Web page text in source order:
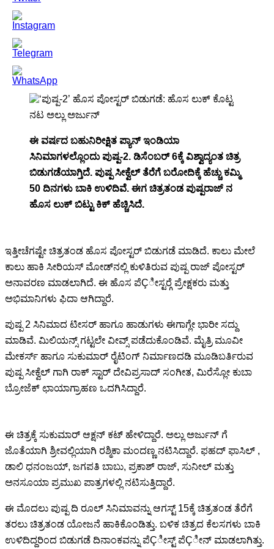
ಈ ವರ್ಷದ ಬಹುನಿರೀಕ್ಷಿತ ಪ್ಯಾನ್ ಇಂಡಿಯಾ
ಸಿನಿಮಾಗಳಲ್ಲೊಂದು ಪುಷ್ಪ-2. ಡಿಸೆಂಬರ್ 6ಕ್ಕೆ ವಿಶ್ವಾದ್ಯಂತ ಚಿತ್ರ
ಬಿಡುಗಡೆಯಾಗ್ತಿದೆ. ಪುಷ್ಪ ಸೀಕ್ವೆಲ್ ತೆರೆಗೆ ಬರೋದಿಕ್ಕೆ ಹೆಚ್ಚು ಕಮ್ಮಿ
50 ದಿನಗಳು ಬಾಕಿ ಉಳಿದಿವೆ. ಈಗ ಚಿತ್ರತಂಡ ಪುಷ್ಪರಾಜ್ ನ
ಹೊಸ ಲುಕ್ ಬಿಟ್ಟು ಕಿಕ್ ಹೆಚ್ಚಿಸಿದೆ.
ಇತ್ತೀಚೆಗಷ್ಟೇ ಚಿತ್ರತಂಡ ಹೊಸ ಪೋಸ್ಟರ್ ಬಿಡುಗಡೆ ಮಾಡಿದೆ. ಕಾಲು ಮೇಲೆ
ಕಾಲು ಹಾಕಿ ಸೀರಿಯಸ್ ಮೋಡ್‍ನಲ್ಲಿ ಕುಳಿತಿರುವ ಪುಷ್ಪ ರಾಜ್ ಪೋಸ್ಟರ್
ಅನಾವರಣ ಮಾಡಲಾಗಿದೆ. ಈ ಹೊಸ ಪೆÇೀಸ್ಟರ್‍ಗೆ ಪ್ರೇಕ್ಷಕರು ಮತ್ತು
ಅಭಿಮಾನಿಗಳು ಫಿದಾ ಆಗಿದ್ದಾರೆ.
ಪುಷ್ಪ 2 ಸಿನಿಮಾದ ಟೀಸರ್ ಹಾಗೂ ಹಾಡುಗಳು ಈಗಾಗ್ಲೇ ಭಾರೀ ಸದ್ದು
ಮಾಡಿವೆ. ಮಿಲಿಯನ್ಸ್ ಗಟ್ಟಲೇ ವೀವ್ಸ್ ಪಡೆದುಕೊಂಡಿವೆ. ಮೈತ್ರಿ ಮೂವೀ
ಮೇಕರ್ಸ್ ಹಾಗೂ ಸುಕುಮಾರ್ ರೈಟಿಂಗ್ ನಿರ್ಮಾಣದಡಿ ಮೂಡಿಬರ್ತಿರುವ
ಪುಷ್ಪ ಸೀಕ್ವೆಲ್ ಗಾಗಿ ರಾಕ್ ಸ್ಟಾರ್ ದೇವಿಪ್ರಸಾದ್ ಸಂಗೀತ, ಮಿರೆಸ್ಲೋ ಕುಬಾ
ಬ್ರೋಜೆಕ್ ಛಾಯಾಗ್ರಾಹಣ ಒದಗಿಸಿದ್ದಾರೆ.
ಈ ಚಿತ್ರಕ್ಕೆ ಸುಕುಮಾರ್ ಆಕ್ಷನ್ ಕಟ್ ಹೇಳಿದ್ದಾರೆ. ಅಲ್ಲು ಅರ್ಜುನ್ ಗೆ
ಜೊತೆಯಾಗಿ ಶ್ರೀವಲ್ಲಿಯಾಗಿ ರಶ್ಮಿಕಾ ಮಂದಣ್ಣ ನಟಿಸಿದ್ದಾರೆ. ಫಹದ್ ಫಾಸಿಲ್ ,
ಡಾಲಿ ಧನಂಜಯ್, ಜಗಪತಿ ಬಾಬು, ಪ್ರಕಾಶ್ ರಾಜ್, ಸುನೀಲ್ ಮತ್ತು
ಅನಸೂಯಾ ಪ್ರಮುಖ ಪಾತ್ರಗಳಲ್ಲಿ ನಟಿಸುತ್ತಿದ್ದಾರೆ.
ಈ ಮೊದಲು ಪುಷ್ಪ ದಿ ರೂಲ್ ಸಿನಿಮಾವನ್ನು ಆಗಸ್ಟ್ 15ಕ್ಕೆ ಚಿತ್ರತಂಡ ತೆರೆಗೆ
ತರಲು ಚಿತ್ರತಂಡ ಯೋಜನೆ ಹಾಕಿಕೊಂಡಿತ್ತು. ಬಳಿಕ ಚಿತ್ರದ ಕೆಲಸಗಳು ಬಾಕಿ
ಉಳಿದಿದ್ದರಿಂದ ಬಿಡುಗಡೆ ದಿನಾಂಕವನ್ನು ಪೆÇೀಸ್ಟ್ ಪೆÇೀನ್ ಮಾಡಲಾಗಿತ್ತು.